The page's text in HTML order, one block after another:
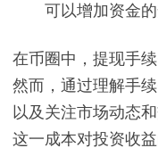
可以增加资金
在币圈中，提现手
然而，通过理解手
以及关注市场动态
这一成本对投资收